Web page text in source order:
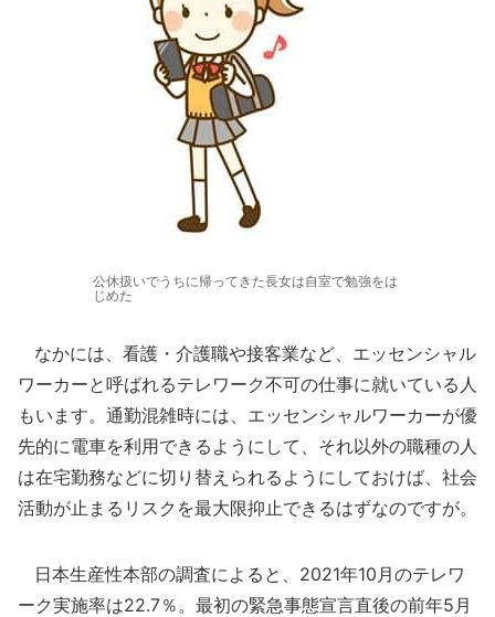
公休扱いでうちに帰ってきた長女は自室で勉強をは
じめた
なかには、看護・介護職や接客業など、エッセンシャル
ワーカーと呼ばれるテレワーク不可の仕事に就いている人
もいます。通勤混雑時には、エッセンシャルワーカーが優
先的に電車を利用できるようにして、それ以外の職種の人
は在宅勤務などに切り替えられるようにしておけば、社会
活動が止まるリスクを最大限抑止できるはずなのですが。
日本生産性本部の調査によると、2021年10月のテレワ
ーク実施率は22.7％。最初の緊急事態宣言直後の前年5月